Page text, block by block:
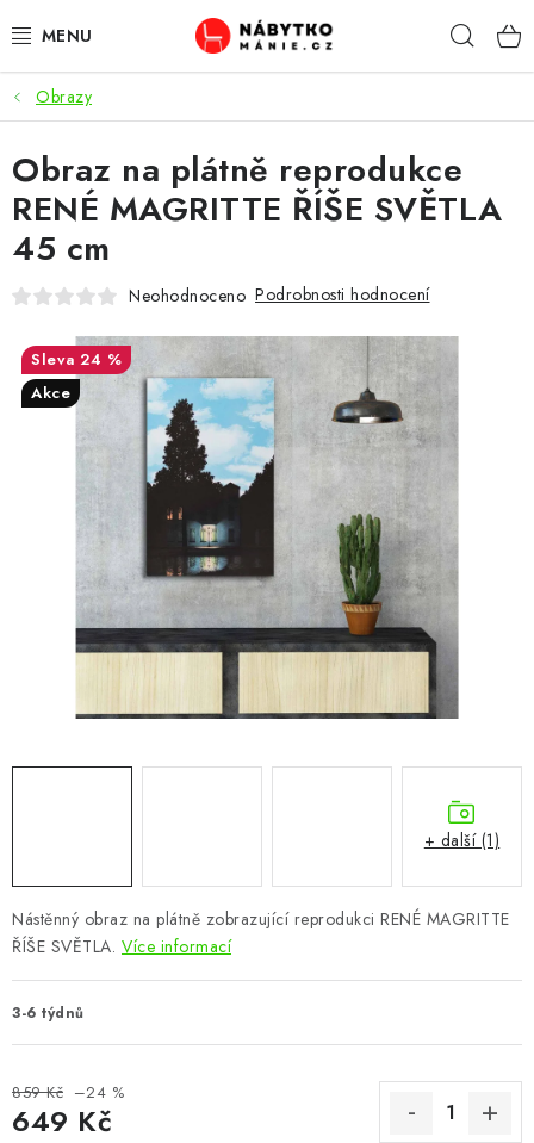
na
OBÝVACÍ POKOJ
KUCHYŇ A JÍDELNA
LOŽNICE
DĚTSKÝ POKOJ
KANCELÁŘ / PRACOVNA
KOUPELNA A WC
CHOVATELSKÉ POTŘEBY
DOPLŇKY A DEKORACE
ZAHRADA
OSTATNÍ
Vše o nákupu Info
Reklamace a odstoupení od smlouvy
Kontakty
Bonusový program NBM+
Obrazy
Nástěnný obraz na plátně zobrazující reprodukci RENÉ MAGRITTE
ŘÍŠE SVĚTLA. Více informací
3-6 týdnů
859 Kč –24 %
649 Kč
Obraz na plátně reprodukce
RENÉ MAGRITTE ŘÍŠE SVĚTLA
45 cm
Neohodnoceno Podrobnosti hodnocení
24 %
Akce
+ další (1)